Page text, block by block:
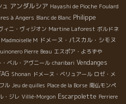
ュ アンダルシア Hayashi de Pioche Foulard
à Angers Blanc de Blanc Philippe
ィニ・ヴィジオン Martine Laforest ボルドネ
Madmoiselle M ドメーヌ・パスカル・シモヌ
Pierre Beau エスポア・よろずや
・ベル・アヴニール charibari Vendanges
Shonan ドメーヌ・ベリュアール ロゼ・メ
ル Jeu de quilles Place de la Borse 南仏モンペ
・ジレ Villié-Morgon Escarpolette Perriere